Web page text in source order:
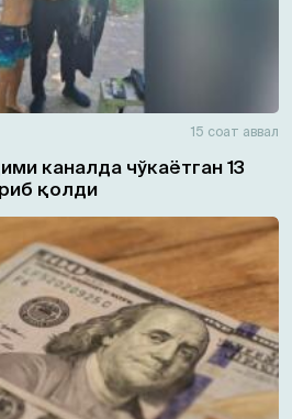
15 соат аввал
каналда чўкаётган 13
қолди